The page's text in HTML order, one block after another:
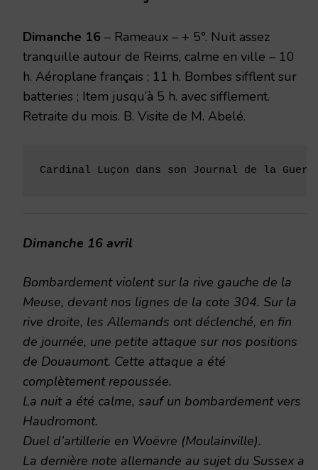
Dimanche 16 – Rameaux – + 5°. Nuit assez
tranquille autour de Reims, calme en ville – 10
h. Aéroplane français ; 11 h. Bombes sifflent sur
batte­ries ; Item jusqu’à 5 h. avec sifflement.
Retraite du mois. B. Visite de M. Abelé.
Cardinal Luçon dans son Journal de la
Dimanche 16 avril
Bombardement violent sur la rive gauche de la
Meuse, devant nos lignes de la cote 304. Sur la
rive droite, les Allemands ont déclenché, en fin
de journée, une petite attaque sur nos positions
de Douaumont. Cette attaque a été
complètement repoussée.
La nuit a été calme, sauf un bombardement vers
Haudromont.
Duel d’artillerie en Woëvre (Moulainville).
La dernière note allemande au sujet du Sussex a